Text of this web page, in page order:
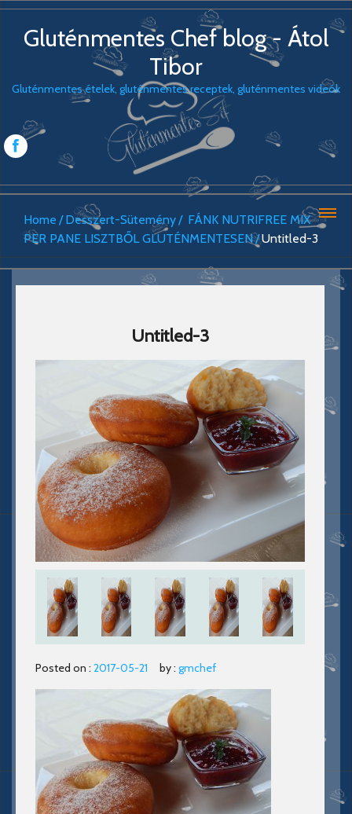
Gluténmentes Chef blog - Átol
Tibor
Gluténmentes ételek, gluténmentes receptek, gluténmentes videók
Home Desszert-Sütemény
FÁNK NUTRIFREE MIX
PER PANE LISZTBŐL GLUTÉNMENTESEN Untitled-3
Untitled-3
Posted on : 2017-05-21 by : gmchef